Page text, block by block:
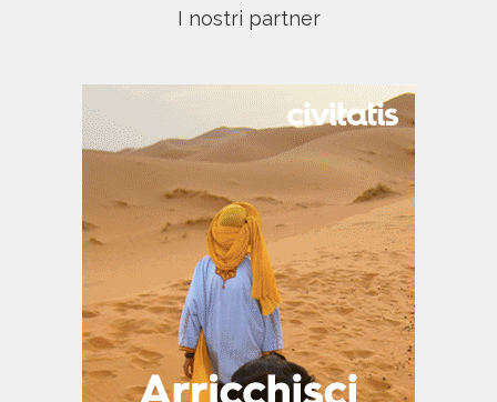
I più visti
Previsioni Meteo
Spiagge di Minorca
Villaggi Turistici All Inclusive